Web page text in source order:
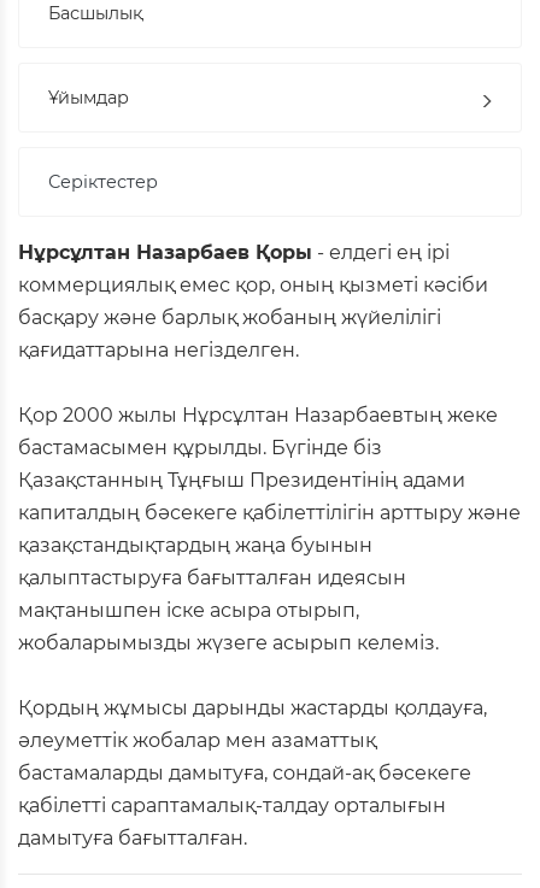
Басшылық
Ұйымдар
Серіктестер
Нұрсұлтан Назарбаев Қоры - елдегі ең ірі
коммерциялық емес қор, оның қызметі кәсіби
басқару және барлық жобаның жүйелілігі
қағидаттарына негізделген.
Қор 2000 жылы Нұрсұлтан Назарбаевтың жеке
бастамасымен құрылды. Бүгінде біз
Қазақстанның Тұңғыш Президентінің адами
капиталдың бәсекеге қабілеттілігін арттыру және
қазақстандықтардың жаңа буынын
қалыптастыруға бағытталған идеясын
мақтанышпен іске асыра отырып,
жобаларымызды жүзеге асырып келеміз.
Қордың жұмысы дарынды жастарды қолдауға,
әлеуметтік жобалар мен азаматтық
бастамаларды дамытуға, сондай-ақ бәсекеге
қабілетті сараптамалық-талдау орталығын
дамытуға бағытталған.